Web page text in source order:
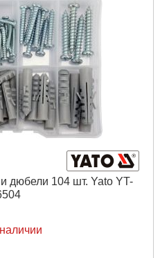
дюбели 104 шт. Yato YT-